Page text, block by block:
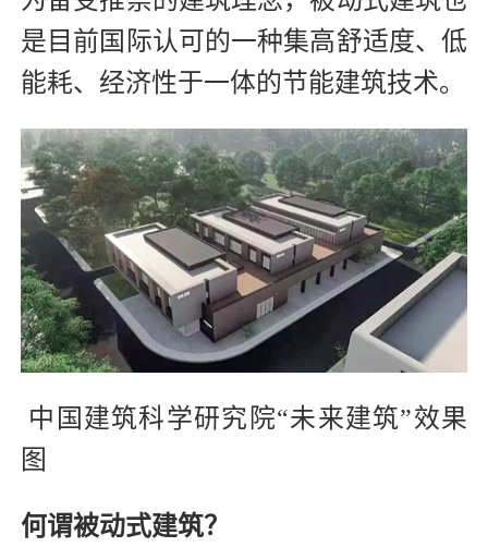
是目前国际认可的一种集高舒适度、低
能耗、经济性于一体的节能建筑技术。
中国建筑科学研究院“未来建筑”效果
图
何谓被动式建筑？